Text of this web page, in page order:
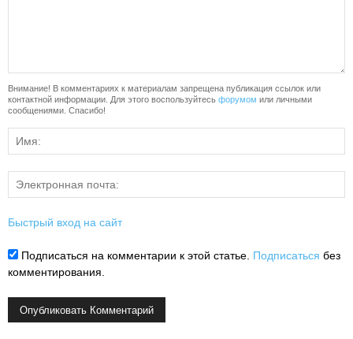
Внимание! В комментариях к материалам запрещена публикация ссылок или
контактной информации. Для этого воспользуйтесь форумом или личными
сообщениями. Спасибо!
Быстрый вход на сайт
Подписаться на комментарии к этой статье. Подписаться без
комментирования.